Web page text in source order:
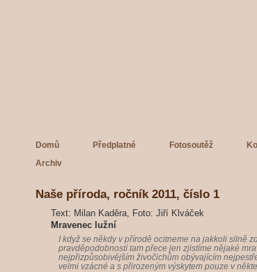
Domů Předplatné Fotosoutěž
Archiv
Naše příroda, ročník 2011, číslo 1
Text: Milan Kaděra, Foto: Jiří Klváček
Mravenec lužní
I když se někdy v přírodě ocitneme na jakkoli silně
pravděpodobností tam přece jen zjistíme nějaké
nejpřizpůsobivějším živočichům obývajícím
velmi vzácné a s přirozeným výskytem pouze v